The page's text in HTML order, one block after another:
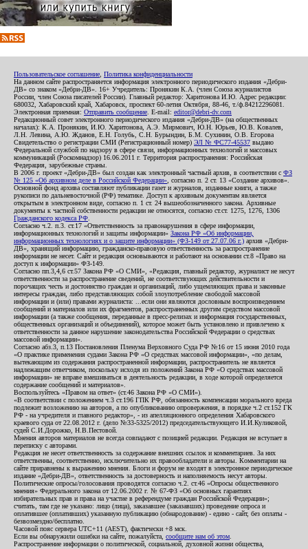
Пользовательское соглашение Политика конфиденциальности
На данном сайте распространяется информация электронного периодического издания «Дебри-
ДВ» со знаком «Дебри-ДВ». 16+ Учредитель: Пронякин К.А. (член Союза журналистов
России, член Союза писателей России). Главный редактор: Харитонова И.Ю. Адрес редакции:
680032, Хабаровский край, Хабаровск, проспект 60-летия Октября, 88-46, т./ф.84212296081.
Электронная приемная: Отправить сообщение . E-mail: editor@debri-dv.com
Редакционный совет электронного периодического издания «Дебри-ДВ» (на общественных
началах): К.А. Пронякин, И.Ю. Харитонова, А.Э. Мирмович, Ю.Н. Юрьев, Ю.В. Ковалев,
Л.Н. Левина, А.Ю. Жданов, Е.Н. Голубь, С.Н. Бурындин, Б.М. Сухинин, О.В. Егорова
Свидетельство о регистрации СМИ (Регистрационный номер) ЭЛ № ФС77-45537 выдано
Федеральной службой по надзору в сфере связи, информационных технологий и массовых
коммуникаций (Роскомнадзор) 16.06.2011 г. Территория распространения: Российская
Федерация, зарубежные страны.
В 2006 г. проект «Дебри-ДВ» был создан как электронный частный архив, в соответствии с ФЗ
№ 125 «Об архивном деле в Российской Федерации» , согласно п. 2 ст. 13 «Создание архивов».
Основной фонд архива составляют публикации газет и журналов, изданные книги, а также
рукописи по дальневосточной (РФ) тематике. Доступ к архивным документам является
открытым в электронном виде, согласно п. 1 ст. 24 вышеобозначенного закона. Архивные
документы к частной собственности редакции не относятся, согласно ст.ст. 1275, 1276, 1306
Гражданского кодекса РФ
Согласно ч.2. п.3. ст.17 «Ответственность за правонарушения в сфере информации,
информационных технологий и защиты информации» Закона РФ «Об информации,
информационных технологиях и о защите информации» (ФЗ-149 от 27.07.06 г.) архив «Дебри-
ДВ», хранящий информацию, гражданско-правовую ответственность за распространение
информации не несет. Сайт и редакция основываются и работают на основании ст.8 «Право на
доступ к информации» ФЗ-149.
Согласно пп.3,4,6 ст.57 Закона РФ «О СМИ», «Редакция, главный редактор, журналист не несут
ответственности за распространение сведений, не соответствующих действительности и
порочащих честь и достоинство граждан и организаций, либо ущемляющих права и законные
интересы граждан, либо представляющих собой злоупотребление свободой массовой
информации и (или) правами журналиста: ...если они являются дословным воспроизведением
сообщений и материалов или их фрагментов, распространенных другим средством массовой
информации (а также сообщения, переданные в пресс-релизах и информация государственных,
общественных организаций и объединений), которое может быть установлено и привлечено к
ответственности за данное нарушение законодательства Российской Федерации о средствах
массовой информации».
Согласно абз.3, п.13 Постановления Пленума Верховного Суда РФ №16 от 15 июня 2010 года
«О практике применения судами Закона РФ «О средствах массовой информации», «по делам,
вытекающим из содержания распространенной информации, распространитель не является
надлежащим ответчиком, поскольку исходя из положений Закона РФ «О средствах массовой
информации» не вправе вмешиваться в деятельность редакции, в ходе которой определяется
содержание сообщений и материалов».
Воспользуйтесь «Правом на ответ» (ст.46 Закона РФ «О СМИ»).
«В соответствии с положением ч.3 ст.196 ГПК РФ, обязанность компенсации морального вреда
подлежит возложению на авторов, а по опубликованию опровержения, в порядке ч.2 ст.152 ГК
РФ - на учредителя и главного редактор», - из апелляционного определения Хабаровского
краевого суда от 22.08.2012 г. (дело №33-5325/2012) председательствующего И.И.Куликовой,
судей С.И.Дорожко, Н.В.Пестовой.
Мнения авторов материалов не всегда совпадают с позицией редакции. Редакция не вступает в
переписку с авторами.
Редакция не несет ответственность за содержание внешних ссылок и комментариев. За них
ответственны, соответственно, исключительно их правообладатели и авторы. Комментарии на
сайте приравнены к выражению мнения. Блоги и форум не входят в электронное периодическое
издание «Дебри-ДВ», ответственность за достоверность и наполняемость несут авторы.
Политические опросы/голосования проводятся согласно ч.2. ст.46 «Опросы общественного
мнения» Федерального закона от 12.06.2002 г. № 67-ФЗ «Об основных гарантиях
избирательных прав и права на участие в референдуме граждан Российской Федерации»;
считать, там где не указано: лицо (лица), заказавшее (заказавших) проведение опроса и
оплатившее (оплативших) указанную публикацию (обнародование) - едино - сайт, без оплаты -
безвозмездно/бесплатно.
Часовой пояс сервера UTC+11 (AEST), фактически +8 мск.
Если вы обнаружили ошибки на сайте, пожалуйста, сообщите нам об этом
Распространение информации о политической, социальной, духовной жизни общества,